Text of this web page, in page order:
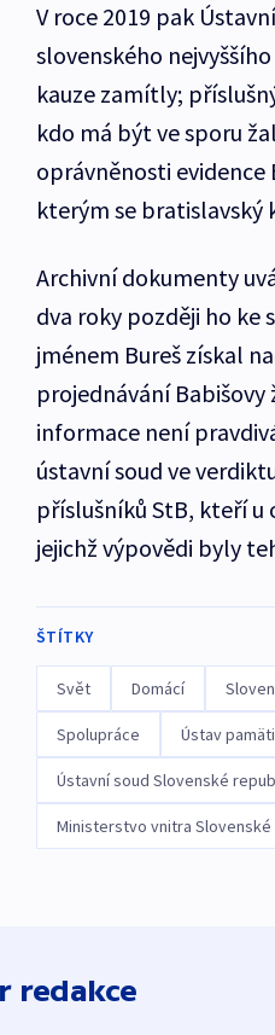
V roce 2019 pak
slovenského
kauze zamítly;
kdo má být ve sporu
oprávněnosti
kterým se bratislavský
Archivní dokumenty
dva roky později ho ke
jménem Bureš získal
projednávání
informace není
ústavní soud ve
příslušníků StB, kteří u
jejichž výpovědi byly
ŠTÍTKY
Svět Domácí
Spolupráce Ústav
Ústavní soud Slovenské
Ministerstvo vnitra
redakce